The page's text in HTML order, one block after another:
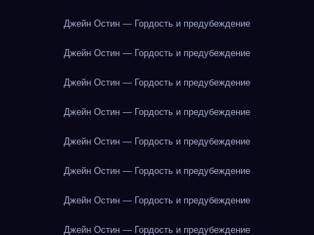
Джейн Остин — Гордость и предубеждение
Джейн Остин — Гордость и предубеждение
Джейн Остин — Гордость и предубеждение
Джейн Остин — Гордость и предубеждение
Джейн Остин — Гордость и предубеждение
Джейн Остин — Гордость и предубеждение
Джейн Остин — Гордость и предубеждение
Джейн Остин — Гордость и предубеждение